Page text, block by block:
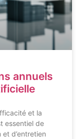
annuels
et la
essentiel de
d’entretien